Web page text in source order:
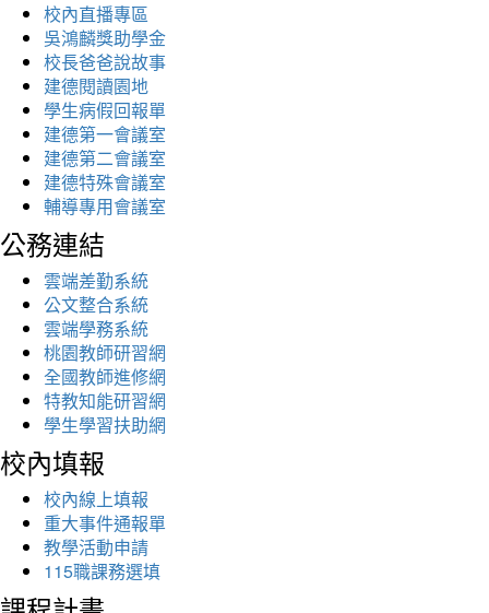
校內直播專區
吳鴻麟獎助學金
校長爸爸說故事
建德閱讀園地
學生病假回報單
建德第一會議室
建德第二會議室
建德特殊會議室
輔導專用會議室
公務連結
雲端差勤系統
公文整合系統
雲端學務系統
桃園教師研習網
全國教師進修網
特教知能研習網
學生學習扶助網
校內填報
校內線上填報
重大事件通報單
教學活動申請
115職課務選填